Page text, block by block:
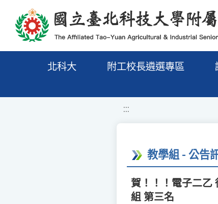
移至網頁之主要內容區位置
北科大 附工校長遴選專區
:::
教學組 - 公告
賀！！！電子二乙
組 第三名